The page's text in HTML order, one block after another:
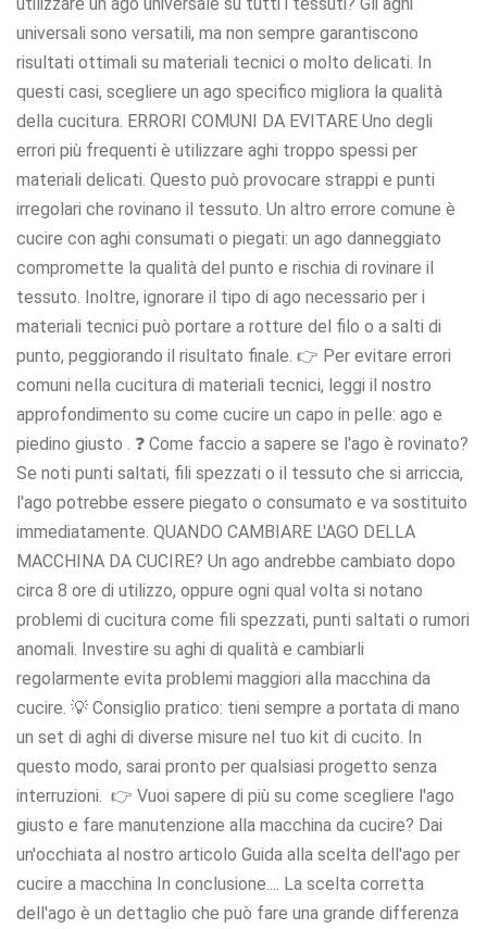
utilizzare un ago universale su tutti i tessuti? Gli aghi
universali sono versatili, ma non sempre garantiscono
risultati ottimali su materiali tecnici o molto delicati. In
questi casi, scegliere un ago specifico migliora la qualità
della cucitura. ERRORI COMUNI DA EVITARE Uno degli
errori più frequenti è utilizzare aghi troppo spessi per
materiali delicati. Questo può provocare strappi e punti
irregolari che rovinano il tessuto. Un altro errore comune è
cucire con aghi consumati o piegati: un ago danneggiato
compromette la qualità del punto e rischia di rovinare il
tessuto. Inoltre, ignorare il tipo di ago necessario per i
materiali tecnici può portare a rotture del filo o a salti di
punto, peggiorando il risultato finale. 👉 Per evitare errori
comuni nella cucitura di materiali tecnici, leggi il nostro
approfondimento su come cucire un capo in pelle: ago e
piedino giusto . ❓ Come faccio a sapere se l'ago è rovinato?
Se noti punti saltati, fili spezzati o il tessuto che si arriccia,
l'ago potrebbe essere piegato o consumato e va sostituito
immediatamente. QUANDO CAMBIARE L'AGO DELLA
MACCHINA DA CUCIRE? Un ago andrebbe cambiato dopo
circa 8 ore di utilizzo, oppure ogni qual volta si notano
problemi di cucitura come fili spezzati, punti saltati o rumori
anomali. Investire su aghi di qualità e cambiarli
regolarmente evita problemi maggiori alla macchina da
cucire. 💡 Consiglio pratico: tieni sempre a portata di mano
un set di aghi di diverse misure nel tuo kit di cucito. In
questo modo, sarai pronto per qualsiasi progetto senza
interruzioni. 👉 Vuoi sapere di più su come scegliere l'ago
giusto e fare manutenzione alla macchina da cucire? Dai
un'occhiata al nostro articolo Guida alla scelta dell'ago per
cucire a macchina In conclusione.... La scelta corretta
dell'ago è un dettaglio che può fare una grande differenza